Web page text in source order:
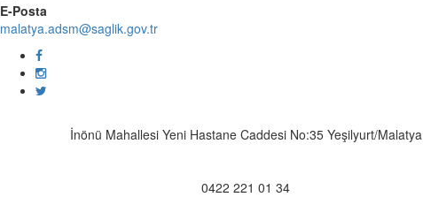
E-Posta
malatya.adsm@saglik.gov.tr
İnönü Mahallesi Yeni Hastane Caddesi No:35 Yeşilyurt/Malatya
0422 221 01 34